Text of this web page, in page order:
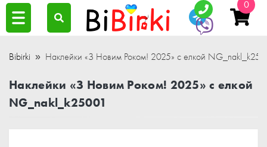
0
Bibirki Наклейки «З Новим Роком! 2025» с елкой
Наклейки «З Новим Роком! 2025» с елкой
NG_nakl_k25001